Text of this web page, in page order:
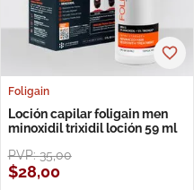
Foligain
Loción capilar foligain men
minoxidil trixidil loción 59 ml
PVP:35,00
$28,00